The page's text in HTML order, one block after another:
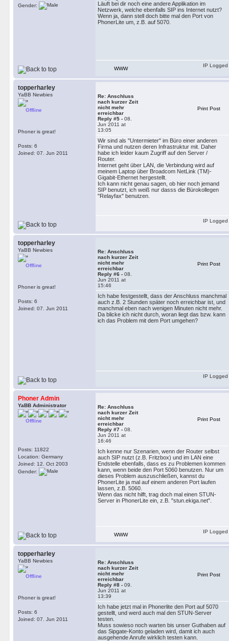
Gender:
Läuft bei dir noch eine andere Applikation im
Netzwerk, welche ebenfalls SIP ins Internet nutzt?
Wenn ja, dann stell doch bitte mal den Port von
PhonerLite um, z.B. auf 5070.
WWW
IP Logged
topperharley
YaBB Newbies
Offline
Phoner is great!
Posts: 6
Joined: 07. Jun 2011
Re: Anschluss
nach kurzer Zeit
nicht mehr
erreichbar
Reply #5 - 08.
Jun 2011 at
13:05
Print Post
Wir sind als "Untermieter" im Büro einer anderen
Firma und nutzen deren Infrastruktur mit. Daher
habe ich leider kaum Zugriff auf den Server /
Router.
Internet geht über LAN, die Verbindung wird auf
meinem Laptop über Broadcom NetLink (TM)-
Gigabit-Ethernet hergestellt.
Ich kann nicht genau sagen, ob hier noch jemand
SIP benutzt, ich weiß nur dasss die Bürokollegen
"Relayfax" benutzen.
IP Logged
topperharley
YaBB Newbies
Offline
Phoner is great!
Posts: 6
Joined: 07. Jun 2011
Re: Anschluss
nach kurzer Zeit
nicht mehr
erreichbar
Reply #6 - 08.
Jun 2011 at
15:46
Print Post
Ich habe festgestellt, dass der Anschluss manchmal
auch z.B. 2 Stunden später noch erreichbar ist, und
manchmal eben nach wenigen Minuten nicht mehr.
Da blicke ich nicht durch, woran liegt das bzw. kann
ich das Problem mit dem Port umgehen?
IP Logged
Phoner Admin
YaBB Administrator
Offline
Posts: 11822
Location: Germany
Joined: 12. Oct 2003
Gender:
Re: Anschluss
nach kurzer Zeit
nicht mehr
erreichbar
Reply #7 - 08.
Jun 2011 at
16:46
Print Post
Ich kenne nur Szenarien, wenn der Router selbst
auch SIP nutzt (z.B. Fritzbox) und im LAN eine
Endstelle ebenfalls, dass es zu Problemen kommen
kann, wenn beide den Port 5060 benutzen. Nur um
dieses Problem auszuschließen, kannst du
PhonerLite ja mal auf einem anderen Port laufen
lassen, z.B. 5060.
Wenn das nicht hilft, trag doch mal einen STUN-
Server in PhonerLite ein, z.B. "stun.ekiga.net".
WWW
IP Logged
topperharley
YaBB Newbies
Offline
Phoner is great!
Posts: 6
Joined: 07. Jun 2011
Re: Anschluss
nach kurzer Zeit
nicht mehr
erreichbar
Reply #8 - 09.
Jun 2011 at
13:39
Print Post
Ich habe jetzt mal in Phonerlite den Port auf 5070
gestellt, und werd auch mal den STUN-Server
testen.
Muss sowieso noch warten bis unser Guthaben auf
das Sipgate-Konto geladen wird, damit ich auch
ausgehende Anrufe wirklich testen kann.